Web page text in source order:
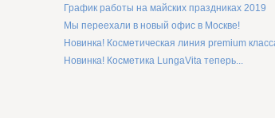
График работы на майских праздниках 2019
Мы переехали в новый офис в Москве!
Новинка! Косметическая линия premium
Новинка! Косметика LungaVita теперь...